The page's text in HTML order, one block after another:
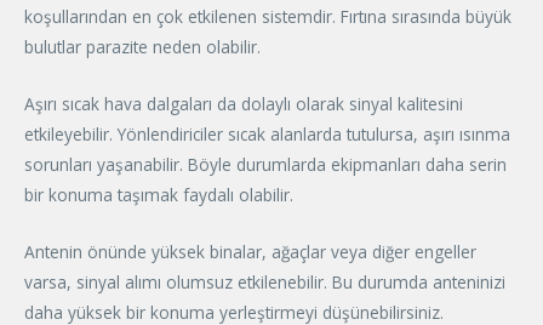
koşullarından en çok etkilenen sistemdir. Fırtına sırasında büyük
bulutlar parazite neden olabilir.
Aşırı sıcak hava dalgaları da dolaylı olarak sinyal kalitesini
etkileyebilir. Yönlendiriciler sıcak alanlarda tutulursa, aşırı ısınma
sorunları yaşanabilir. Böyle durumlarda ekipmanları daha serin
bir konuma taşımak faydalı olabilir.
Antenin önünde yüksek binalar, ağaçlar veya diğer engeller
varsa, sinyal alımı olumsuz etkilenebilir. Bu durumda anteninizi
daha yüksek bir konuma yerleştirmeyi düşünebilirsiniz.